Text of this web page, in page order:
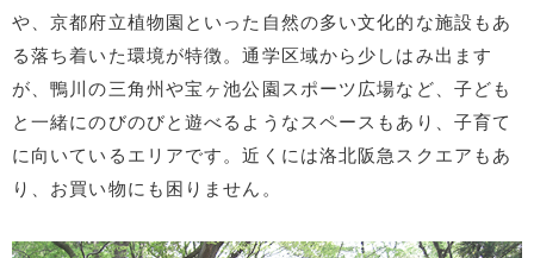
や、京都府立植物園といった自然の多い文化的な施設もあ
る落ち着いた環境が特徴。通学区域から少しはみ出ます
が、鴨川の三角州や宝ヶ池公園スポーツ広場など、子ども
と一緒にのびのびと遊べるようなスペースもあり、子育て
に向いているエリアです。近くには洛北阪急スクエアもあ
り、お買い物にも困りません。